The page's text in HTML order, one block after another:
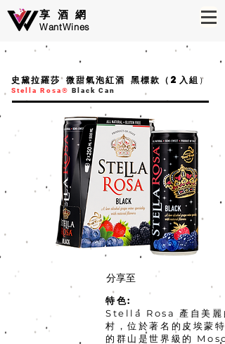
享酒網
WantWines
史黛拉羅莎 微甜氣泡紅酒 黑標款 （2 入組 ）
Stella Rosa® Black Can
分享至
特色:
Stella Rosa 產自美麗
村，位於著名的皮埃蒙
的群山是世界級的